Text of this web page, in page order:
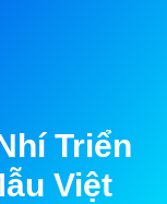
Triển
Việt